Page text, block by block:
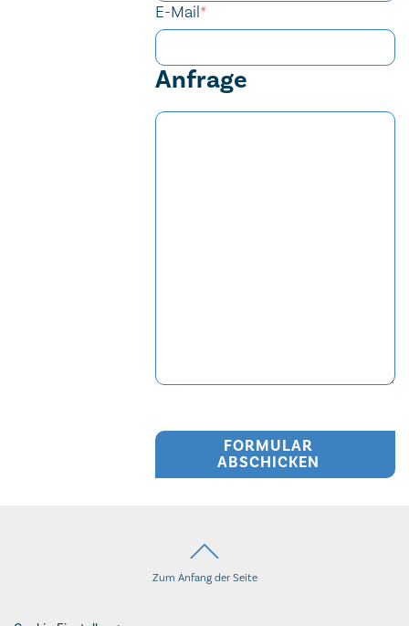
E-Mail*
Anfrage
FORMULAR
ABSCHICKEN
Zum Anfang der Seite